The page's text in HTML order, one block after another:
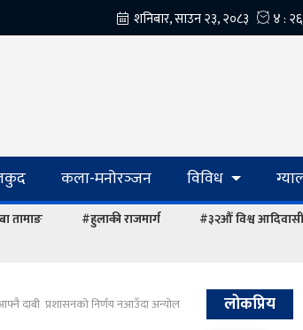
कला-मनोरञ्‍जन विविध
तामाङ #हुलाकी राजमार्ग #३२औं विश्व
दाबी प्रशासनको निर्णय नआउँदा अन्योल लोकप्रिय